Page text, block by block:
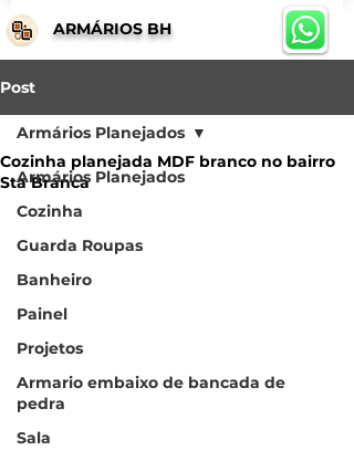
ARMÁRIOS BH
Post
Armários Planejados
Cozinha
Guarda Roupas
Banheiro
Painel
Projetos
Armario embaixo de bancada de
pedra
Sala
Armários Planejados
Cozinha planejada MDF branco no bairro
Sta Branca